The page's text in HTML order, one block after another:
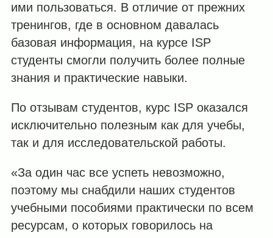
ими пользоваться. В отличие от прежних
тренингов, где в основном давалась
базовая информация, на курсе ISP
студенты смогли получить более полные
знания и практические навыки.
По отзывам студентов, курс ISP оказался
исключительно полезным как для учебы,
так и для исследовательской работы.
«За один час все успеть невозможно,
поэтому мы снабдили наших студентов
учебными пособиями практически по всем
ресурсам, о которых говорилось на